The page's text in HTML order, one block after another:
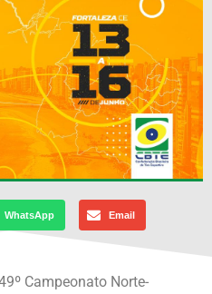
WhatsApp Email
Campeonato Norte-